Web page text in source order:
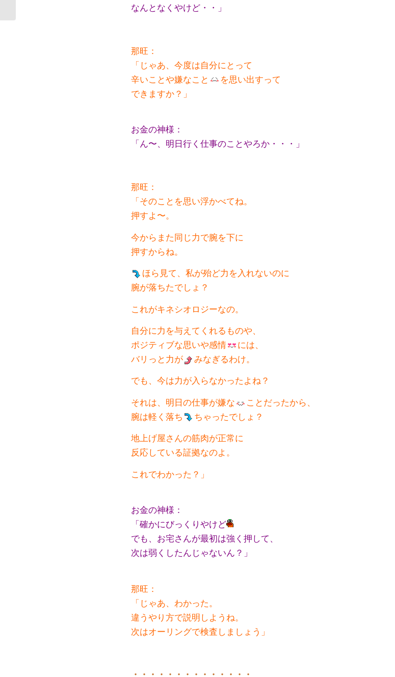
なんとなくやけど・・」
那旺：
「じゃあ、今度は自分にとって
辛いことや嫌なこと
を思い出すって
できますか？」
お金の神様：
「ん〜、明日行く仕事のことやろか・・・」
那旺：
「そのことを思い浮かべてね。
押すよ〜。
今からまた同じ力で腕を下に
押すからね。
ほら見て、私が殆ど力を入れないのに
腕が落ちたでしょ？
これがキネシオロジーなの。
自分に力を与えてくれるものや、
ポジティブな思いや感情
には、
バリっと力が
みなぎるわけ。
でも、今は力が入らなかったよね？
それは、明日の仕事が嫌な
ことだったから、
腕は軽く落ち
ちゃったでしょ？
地上げ屋さんの筋肉が正常に
反応している証拠なのよ。
これでわかった？」
お金の神様：
「確かにびっくりやけど
でも、お宅さんが最初は強く押して、
次は弱くしたんじゃないん？」
那旺：
「じゃあ、わかった。
違うやり方で説明しようね。
次はオーリングで検査しましょう」
・・・・・・・・・・・・・・